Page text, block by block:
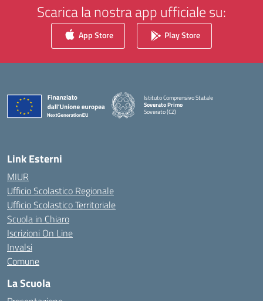
Scarica la nostra app ufficiale su:
App Store Play Store
Istituto Comprensivo Statale
Soverato Primo
Soverato (CZ)
Link Esterni
MIUR
Ufficio Scolastico Regionale
Ufficio Scolastico Territoriale
Scuola in Chiaro
Iscrizioni On Line
Invalsi
Comune
La Scuola